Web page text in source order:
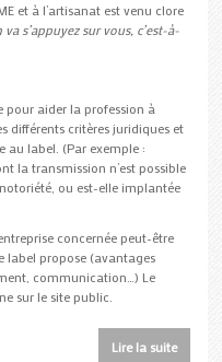
et à l’artisanat est venu clore
s’appuyez sur vous, c’est-à-
pour aider la profession à
différents critères juridiques et
au label. (Par exemple :
la transmission n’est possible
ou est-elle implantée
concernée peut-être
label propose (avantages
communication…) Le
sur le site public.
Lire la suite